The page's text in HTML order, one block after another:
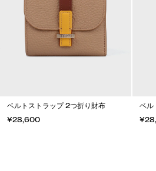
ベルトストラップ 2つ折り財布
¥28,600
ベル